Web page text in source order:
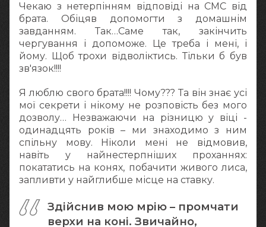
Чекаю з нетерпінням відповіді на СМС від
брата. Обіцяв допомогти з домашнім
завданням. Так…Саме так, закінчить
чергування і допоможе. Це треба і мені, і
йому. Щоб трохи відволіктись. Тільки б був
зв'язок!!!!
Я люблю свого брата!!!! Чому??? Та він знає усі
мої секрети і нікому не розповість без мого
дозволу… Незважаючи на різницю у віці -
одинадцять років – ми знаходимо з ним
спільну мову. Ніколи мені не відмовив,
навіть у найнестерпніших проханнях:
покататись на конях, побачити живого лиса,
запливти у найглибше місце на ставку.
Здійснив мою мрію – промчати
верхи на коні. Звичайно,